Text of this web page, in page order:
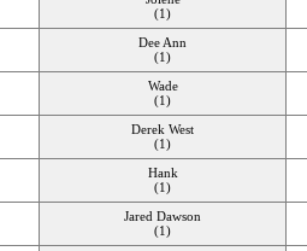
(1)
Dee Ann
(1)
Wade
(1)
Derek West
(1)
Hank
(1)
Jared Dawson
(1)